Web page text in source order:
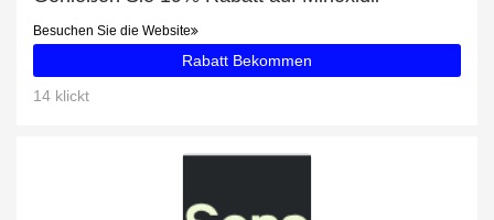
Besuchen Sie die Website
Rabatt Bekommen
14 klickt